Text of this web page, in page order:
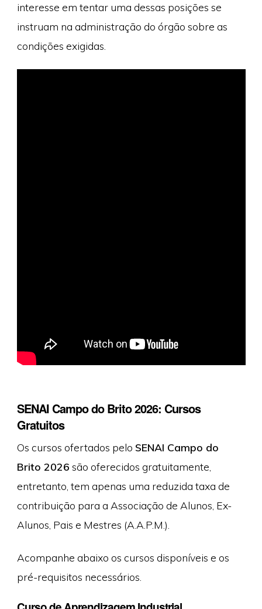
interesse em tentar uma dessas posições se
instruam na administração do órgão sobre as
condições exigidas.
SENAI Campo do Brito 2026: Cursos
Gratuitos
Os cursos ofertados pelo SENAI Campo do
Brito 2026 são oferecidos gratuitamente,
entretanto, tem apenas uma reduzida taxa de
contribuição para a Associação de Alunos, Ex-
Alunos, Pais e Mestres (A.A.P.M.).
Acompanhe abaixo os cursos disponíveis e os
pré-requisitos necessários.